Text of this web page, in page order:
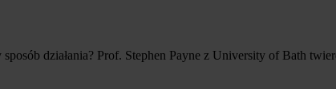
działania? Prof. Stephen Payne z University of Bath